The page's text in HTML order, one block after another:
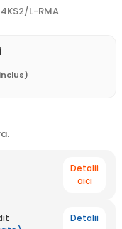
L-RMA
Detalii
aici
Detalii